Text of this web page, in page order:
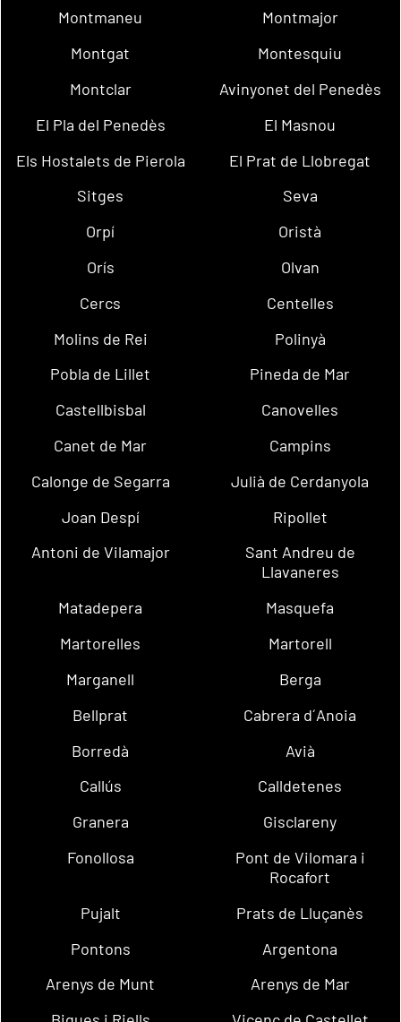
Montmaneu
Montmajor
Montgat
Montesquiu
Montclar
Avinyonet del Penedès
El Pla del Penedès
El Masnou
Els Hostalets de Pierola
El Prat de Llobregat
Sitges
Seva
Orpí
Oristà
Orís
Olvan
Cercs
Centelles
Molins de Rei
Polinyà
Pobla de Lillet
Pineda de Mar
Castellbisbal
Canovelles
Canet de Mar
Campins
Calonge de Segarra
Julià de Cerdanyola
Joan Despí
Ripollet
Antoni de Vilamajor
Sant Andreu de
Llavaneres
Matadepera
Masquefa
Martorelles
Martorell
Marganell
Berga
Bellprat
Cabrera d´Anoia
Borredà
Avià
Callús
Calldetenes
Granera
Gisclareny
Fonollosa
Pont de Vilomara i
Rocafort
Pujalt
Prats de Lluçanès
Pontons
Argentona
Arenys de Munt
Arenys de Mar